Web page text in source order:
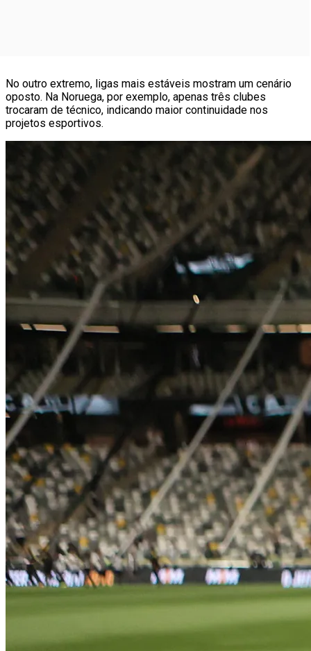
No outro extremo, ligas mais estáveis mostram um cenário
oposto. Na Noruega, por exemplo, apenas três clubes
trocaram de técnico, indicando maior continuidade nos
projetos esportivos.